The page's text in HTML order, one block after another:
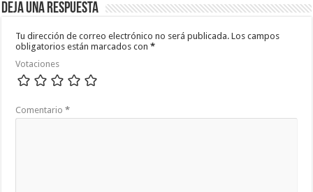
Deja una respuesta
Tu dirección de correo electrónico no será publicada. Los campos
obligatorios están marcados con*
Votaciones
Comentario*